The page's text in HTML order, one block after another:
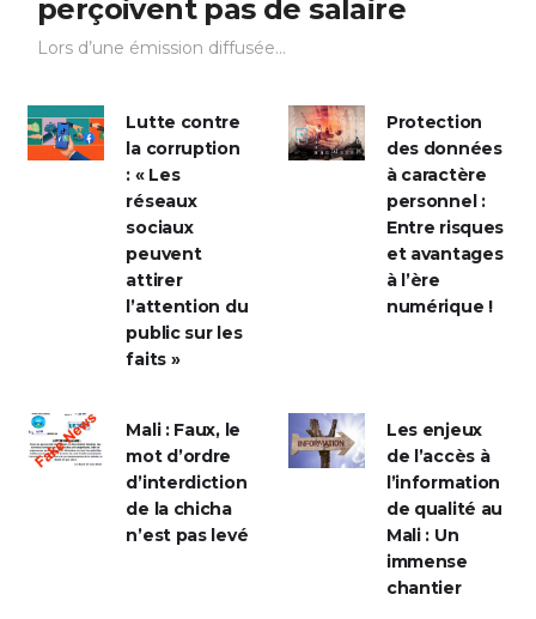
perçoivent pas de salaire
Lors d’une émission diffusée...
Lutte contre
la corruption
: « Les
réseaux
sociaux
peuvent
attirer
l’attention du
public sur les
faits »
Protection
des données
à caractère
personnel :
Entre risques
et avantages
à l’ère
numérique !
Mali : Faux, le
mot d’ordre
d’interdiction
de la chicha
n’est pas levé
Les enjeux
de l’accès à
l’information
de qualité au
Mali : Un
immense
chantier